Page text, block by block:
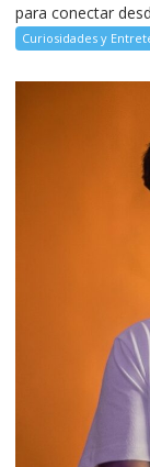
para conectar
Curiosidades y